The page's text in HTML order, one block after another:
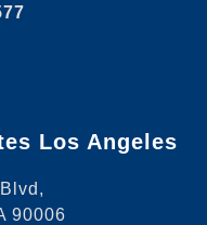
Los Angeles
90006